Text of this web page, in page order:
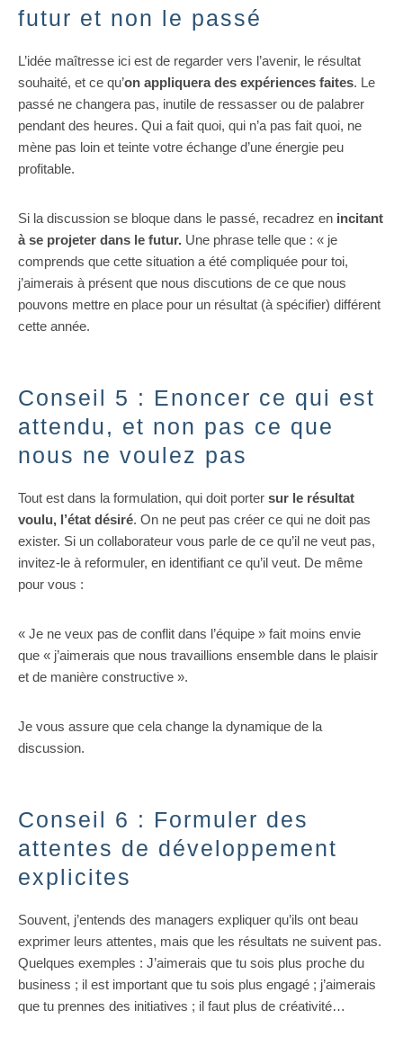
futur et non le passé
L’idée maîtresse ici est de regarder vers l’avenir, le résultat
souhaité, et ce qu’on appliquera des expériences faites. Le
passé ne changera pas, inutile de ressasser ou de palabrer
pendant des heures. Qui a fait quoi, qui n’a pas fait quoi, ne
mène pas loin et teinte votre échange d’une énergie peu
profitable.
Si la discussion se bloque dans le passé, recadrez en incitant
à se projeter dans le futur. Une phrase telle que : « je
comprends que cette situation a été compliquée pour toi,
j’aimerais à présent que nous discutions de ce que nous
pouvons mettre en place pour un résultat (à spécifier) différent
cette année.
Conseil 5 : Enoncer ce qui est
attendu, et non pas ce que
nous ne voulez pas
Tout est dans la formulation, qui doit porter sur le résultat
voulu, l’état désiré. On ne peut pas créer ce qui ne doit pas
exister. Si un collaborateur vous parle de ce qu’il ne veut pas,
invitez-le à reformuler, en identifiant ce qu’il veut. De même
pour vous :
« Je ne veux pas de conflit dans l’équipe » fait moins envie
que « j’aimerais que nous travaillions ensemble dans le plaisir
et de manière constructive ».
Je vous assure que cela change la dynamique de la
discussion.
Conseil 6 : Formuler des
attentes de développement
explicites
Souvent, j’entends des managers expliquer qu’ils ont beau
exprimer leurs attentes, mais que les résultats ne suivent pas.
Quelques exemples : J’aimerais que tu sois plus proche du
business ; il est important que tu sois plus engagé ; j’aimerais
que tu prennes des initiatives ; il faut plus de créativité…